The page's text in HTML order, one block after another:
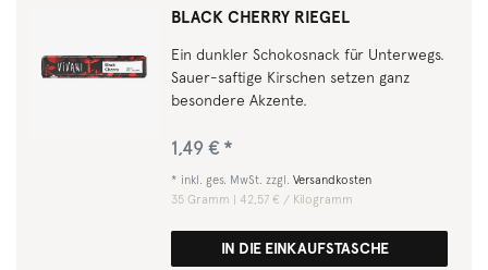
BLACK CHERRY RIEGEL
Ein dunkler Schokosnack für Unterwegs.
Sauer-saftige Kirschen setzen ganz
besondere Akzente.
1,49 € *
* inkl. ges. MwSt. zzgl.Versandkosten
35 Gramm | 42,57 € / Kilogramm
IN DIE EINKAUFSTASCHE